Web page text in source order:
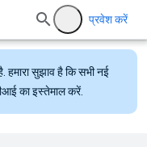
प्रवेश करें
हमारा सुझाव है कि सभी नई
का इस्तेमाल करें.